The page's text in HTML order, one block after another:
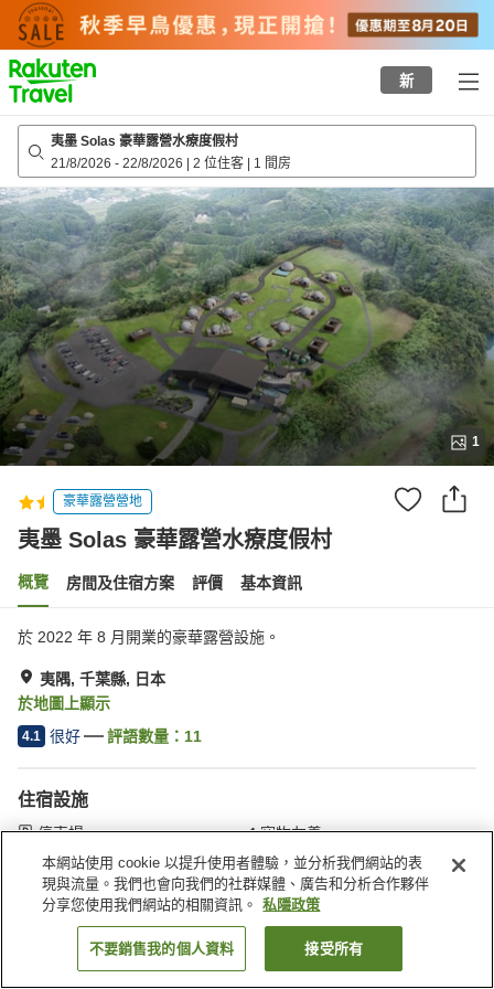
to
top
page
新
夷墨 Solas 豪華露營水療度假村
21/8/2026 - 22/8/2026 | 2 位住客 | 1 間房
1
豪華露營營地
夷墨 Solas 豪華露營水療度假村
概覽 房間及住宿方案 評價 基本資訊
於 2022 年 8 月開業的豪華露營設施。
夷隅, 千葉縣, 日本
於地圖上顯示
4.1 很好 評語數量： 11
住宿設施
停車場
寵物友善
自動販賣機
商店
主頁 日本 千葉縣 夷隅 夷墨 Solas 豪華露營水療度假村
找客房
本網站使用 cookie 以提升使用者體驗，並分析我們網站的表
現與流量。我們也會向我們的社群媒體、廣告和分析合作夥伴
分享您使用我們網站的相關資訊。
私隱政策
不要銷售我的個人資料 接受所有